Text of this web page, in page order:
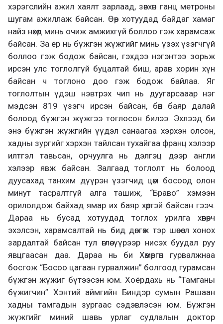
хэрэгслийн ажил хаялт зарлаад, зөвхөн ганц метроны
шугам ажиллаж байсан. Өөр хотуудад байдаг хамаг
найз нөхөд минь очиж амжихгүй боллоо гэж харамсаж
байсан. За ер нь бүжгэн жүжгийг минь үзэх үзэгчгүй
боллоо гэж бодож байсан, гэхдээ нэгэнтээ зорьж
ирсэн улс тоглолгүй буцалтай биш, арав хорин хүн
байсан ч тоглоно доо гэж бодож байлаа. Яг
тоглолтын үдэш нэвтрэх чип нь дуугарсааар нэг
мэдсэн 819 үзэгч ирсэн байсан, бөөн баяр далай
болоод бүжгэн жүжгээ тоглосон билээ. Эхлээд би
энэ бүжгэн жүжгийн үүдэл санаагаа хэрхэн олсон,
хадны зургийг хэрхэн тайлсан тухайгаа франц хэлээр
илтгэл тавьсан, орчуулга нь дэлгэц дээр англи
хэлээр явж байсан. Залгаад тоглолт нь болоод
дуусахад танхим дүүрэн үзэгчид цөм босоод олон
минут тасралтгүй алга ташиж, “Браво” хэмээн
орилолдож байхад ямар их баяр хөөртэй байсан гээч.
Дараа нь бусад хотуудад тоглох урилга хөвөрч
эхэлсэн, харамсалтай нь бид дөнгөж тэр шөнөө л хонох
зардалтай байсан тул өглөө үүрээр нисэх буудал руу
явцгаасан даа. Дараа нь би Хөмөргөн гурвалжнаа
босгож “Босоо цагаан гурвалжин” болгоод гурамсан
бүжгэн жүжиг бүтээсэн юм. Хоёрдахь нь “Тамганы
бүжигчин” Хэнтий аймгийн Биндэр сумын Рашаан
хадны тамгадын зургаас сэдэвлэсэн юм. Бүжгэн
жүжгийг миний шавь урлаг судлалын доктор